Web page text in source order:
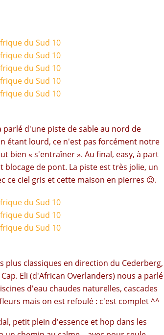
d'une piste de sable au nord de
étant lourd, ce n'est pas forcément notre
bien « s'entraîner ». Au final, easy, à part
blocage de pont. La piste est très jolie, un
ce ciel gris et cette maison en pierres 😉.
plus classiques en direction du Cederberg,
Eli (d'African Overlanders) nous a parlé
d'eau chaudes naturelles, cascades
mais on est refoulé : c'est complet ^^
petit plein d'essence et hop dans les